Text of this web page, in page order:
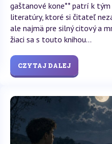
gaštanové kone** patrí k
literatúry, ktoré si čitateľ
ale najmä pre silný citový a
žiaci sa s touto knihou...
CZYTAJ DALEJ